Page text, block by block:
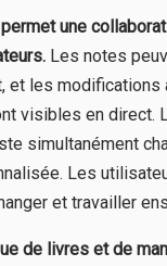
une
Les notes
et les
visibles en direct.
simultanément
Les
et travailler
de livres et de